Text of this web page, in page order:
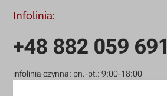
Infolinia:
+48 882 059 691
infolinia czynna: pn.-pt.: 9:00-18:00